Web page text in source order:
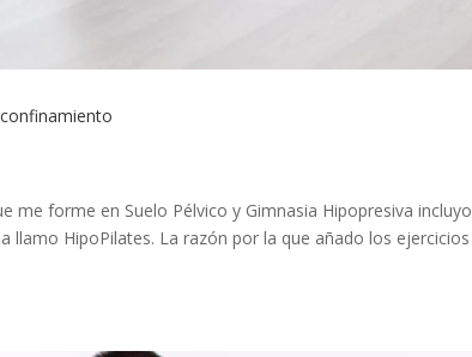
me forme en Suelo Pélvico y Gimnasia Hipopresiva incluyo
llamo HipoPilates. La razón por la que añado los ejercicios